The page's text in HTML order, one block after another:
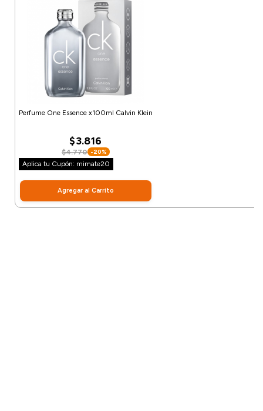
Perfume One Essence x100ml Calvin Klein
$3.816
$4.770 -20%
Aplica tu Cupón: mimate20
Agregar al Carrito